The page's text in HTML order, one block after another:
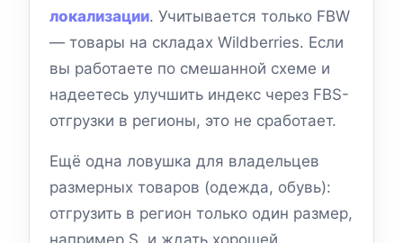
локализации. Учитывается только FBW
— товары на складах Wildberries. Если
вы работаете по смешанной схеме и
надеетесь улучшить индекс через FBS-
отгрузки в регионы, это не сработает.
Ещё одна ловушка для владельцев
размерных товаров (одежда, обувь):
отгрузить в регион только один размер,
например S, и ждать хорошей